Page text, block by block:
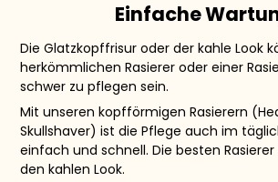
Einfache
Die Glatzkopffrisur oder der kahle Look
herkömmlichen Rasierer oder einer
schwer zu pflegen sein.
Mit unseren kopfförmigen Rasierern
Skullshaver) ist die Pflege auch im
einfach und schnell. Die besten
den kahlen Look.